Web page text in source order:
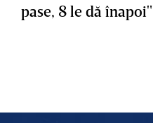
pase, 8 le dă înapoi"